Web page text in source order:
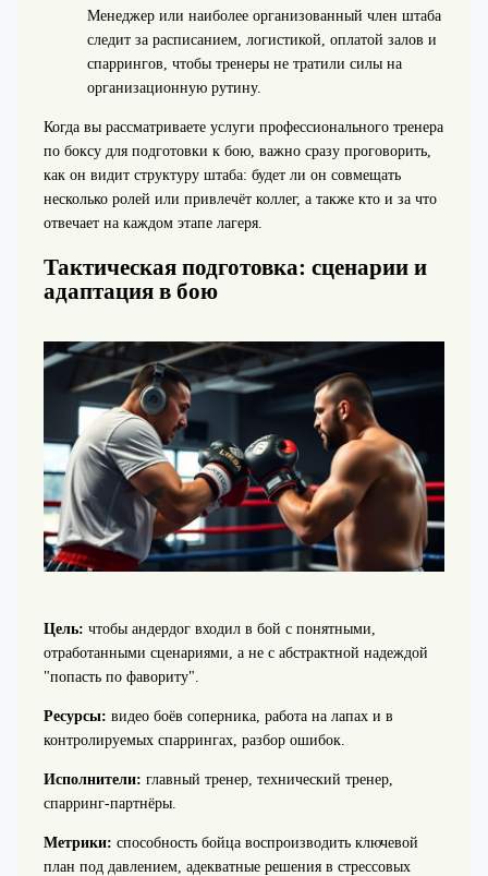
Менеджер или наиболее организованный член штаба
следит за расписанием, логистикой, оплатой залов и
спаррингов, чтобы тренеры не тратили силы на
организационную рутину.
Когда вы рассматриваете услуги профессионального тренера
по боксу для подготовки к бою, важно сразу проговорить,
как он видит структуру штаба: будет ли он совмещать
несколько ролей или привлечёт коллег, а также кто и за что
отвечает на каждом этапе лагеря.
Тактическая подготовка: сценарии и
адаптация в бою
Цель: чтобы андердог входил в бой с понятными,
отработанными сценариями, а не с абстрактной надеждой
"попасть по фавориту".
Ресурсы: видео боёв соперника, работа на лапах и в
контролируемых спаррингах, разбор ошибок.
Исполнители: главный тренер, технический тренер,
спарринг-партнёры.
Метрики: способность бойца воспроизводить ключевой
план под давлением, адекватные решения в стрессовых